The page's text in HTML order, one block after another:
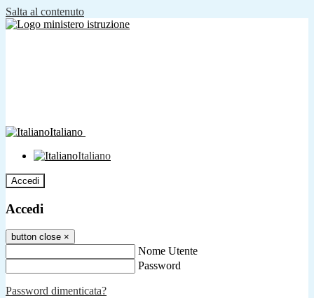
Salta al contenuto
Italiano
Italiano
Accedi
Accedi
button close ×
Nome Utente
Password
Password dimenticata?